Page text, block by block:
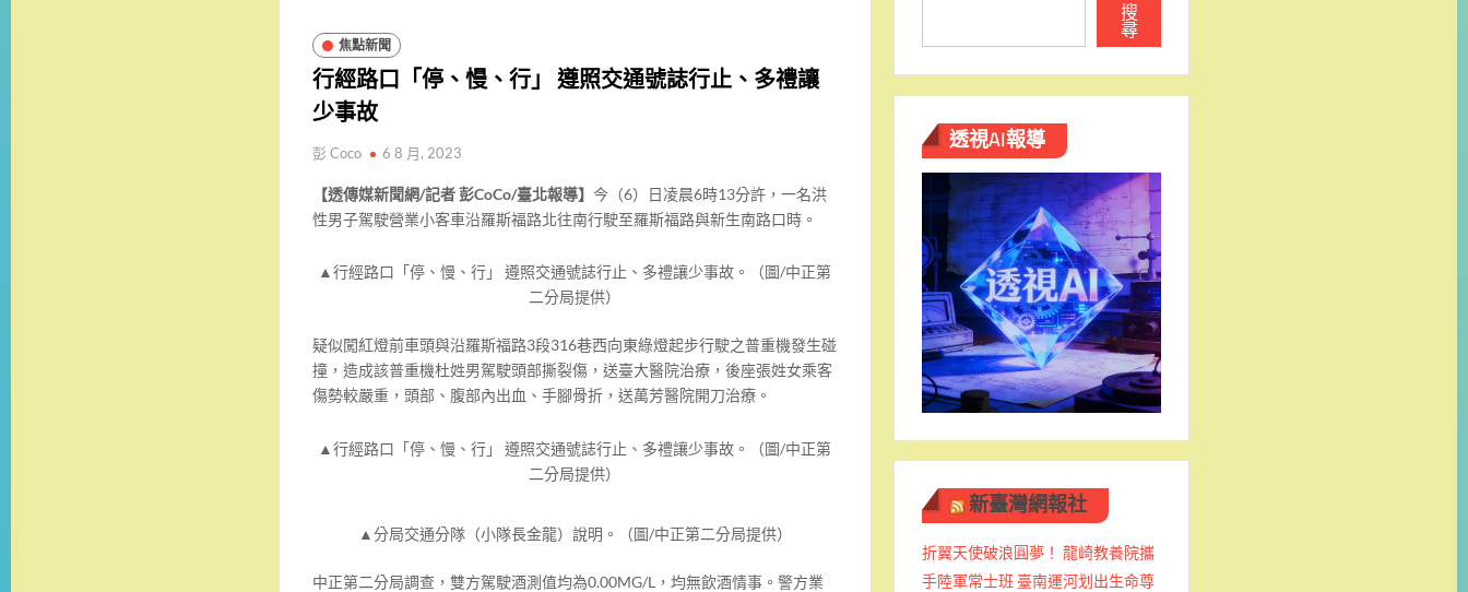
焦點新聞
行經路口「停、慢、行」 遵照交通號誌行止、多禮讓
少事故
彭 Coco 6 8 月, 2023
【透傳媒新聞網/記者 彭CoCo/臺北報導】 今（6）日凌晨6時13分許，一名洪
性男子駕駛營業小客車沿羅斯福路北往南行駛至羅斯福路與新生南路口時。
▲行經路口「停、慢、行」 遵照交通號誌行止、多禮讓少事故。（圖/中正第
二分局提供）
疑似闖紅燈前車頭與沿羅斯福路3段316巷西向東綠燈起步行駛之普重機發生碰
撞，造成該普重機杜姓男駕駛頭部撕裂傷，送臺大醫院治療，後座張姓女乘客
傷勢較嚴重，頭部、腹部內出血、手腳骨折，送萬芳醫院開刀治療。
▲行經路口「停、慢、行」 遵照交通號誌行止、多禮讓少事故。（圖/中正第
二分局提供）
▲分局交通分隊（小隊長金龍）說明。（圖/中正第二分局提供）
中正第二分局調查，雙方駕駛酒測值均為0.00MG/L，均無飲酒情事。警方業
搜
尋
透視AI報導
新臺灣網報社
折翼天使破浪圓夢！ 龍崎教養院攜
手陸軍常士班 ​臺南運河划出生命尊